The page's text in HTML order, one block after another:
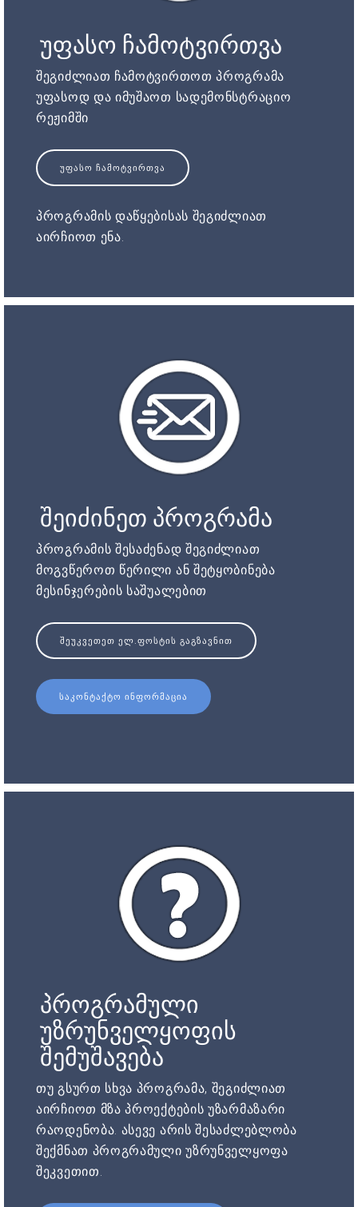
უფასო ჩამოტვირთვა
შეგიძლიათ ჩამოტვირთოთ პროგრამა
უფასოდ და იმუშაოთ სადემონსტრაციო
რეჟიმში
ᲣᲤᲐᲡᲝ ᲩᲐᲛᲝᲢᲕᲘᲠᲗᲕᲐ
პროგრამის დაწყებისას შეგიძლიათ
აირჩიოთ ენა.
შეიძინეთ პროგრამა
პროგრამის შესაძენად შეგიძლიათ
მოგვწეროთ წერილი ან შეტყობინება
მესინჯერების საშუალებით
ᲨᲔᲣᲙᲕᲔᲗᲔᲗ ᲔᲚ.ᲤᲝᲡᲢᲘᲡ ᲒᲐᲒᲖᲐᲕᲜᲘᲗ
ᲡᲐᲙᲝᲜᲢᲐᲥᲢᲝ ᲘᲜᲤᲝᲠᲛᲐᲪᲘᲐ
პროგრამული
უზრუნველყოფის
შემუშავება
თუ გსურთ სხვა პროგრამა, შეგიძლიათ
აირჩიოთ მზა პროექტების უზარმაზარი
რაოდენობა. ასევე არის შესაძლებლობა
შექმნათ პროგრამული უზრუნველყოფა
შეკვეთით.